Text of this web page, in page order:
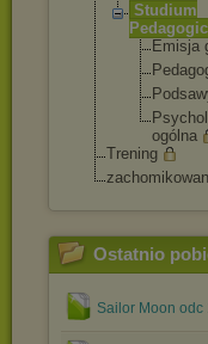
Studium
Emisja
ogólna
Trening
Ostatnio
Sailor Moon odc